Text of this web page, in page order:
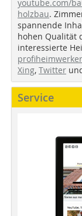
youtube.com/
holzbau.
spannende
hohen Qualität
interessierte
Xing, Twitter
Service